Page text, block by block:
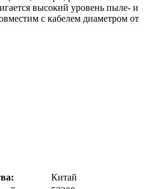
высокий уровень пыле- и
с кабелем диаметром от
Китай